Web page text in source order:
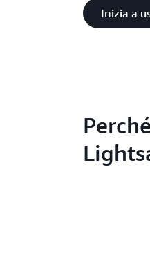
Inizia a